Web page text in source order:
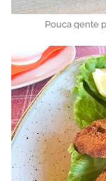
Pouca gente